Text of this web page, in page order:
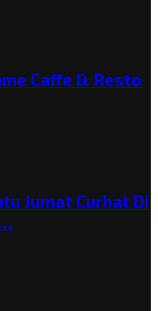
Caffe & Resto
Jumat Curhat Di